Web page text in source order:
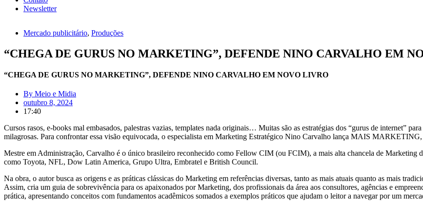
Newsletter
Mercado publicitário, Produções
“CHEGA DE GURUS NO MARKETING”, DEFENDE NINO CARVALHO EM
“CHEGA DE GURUS NO MARKETING”, DEFENDE NINO CARVALHO EM NOVO LIVRO
By Meio e Midia
outubro 8, 2024
17:40
Cursos rasos, e-books mal embasados, palestras vazias, templates nada originais… Muitas são as estratégias dos “gurus de internet”
milagrosas. Para confrontar essa visão equivocada, o especialista em Marketing Estratégico Nino Carvalho lança MAIS
Mestre em Administração, Carvalho é o único brasileiro reconhecido como Fellow CIM (ou FCIM), a mais alta chancela de Marketing
como Toyota, NFL, Dow Latin America, Grupo Ultra, Embratel e British Council.
Na obra, o autor busca as origens e as práticas clássicas do Marketing em referências diversas, tanto as mais atuais quanto as mais
Assim, cria um guia de sobrevivência para os apaixonados por Marketing, dos profissionais da área aos consultores, agências e
prática, apresentando conceitos com fundamentos acadêmicos somados a exemplos práticos que ajudam o leitor a navegar por um